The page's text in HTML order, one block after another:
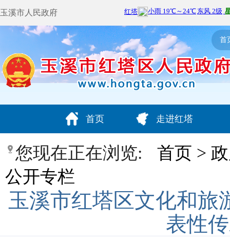
玉溪市人民政府
首
首页 走进红塔
您现在正在浏览: 首页 >
公开专栏
玉溪市红塔区文化和旅
表性